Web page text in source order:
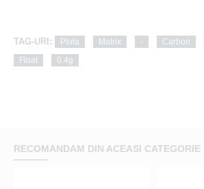
TAG-URI: Pluta Matrix - Carbon
Float
0.4g
RECOMANDAM DIN ACEASI CATEGORIE